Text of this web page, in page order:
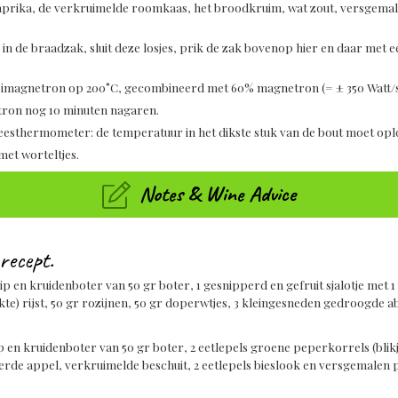
de verkruimelde roomkaas, het broodkruim, wat zout,
de braadzak, sluit deze losjes, prik de zak bovenop hier en daar met
op 200°C, gecombineerd met 60% magnetron (= ± 350
nog 10 minuten nagaren.
de temperatuur in het dikste stuk van de bout moet
worteltjes.
Notes & Wine Advice
en kruidenboter van 50 gr boter, 1 gesnipperd en gefruit sjalotje met
rijst, 50 gr rozijnen, 50 gr doperwtjes, 3 kleingesneden gedroogde
en kruidenboter van 50 gr boter, 2 eetlepels groene peperkorrels
appel, verkruimelde beschuit, 2 eetlepels bieslook en versgemalen